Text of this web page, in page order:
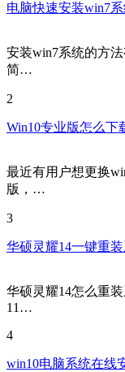
电脑快速安装win7
安装win7系统的方
简…
2
Win10专业版怎么下
最近有用户想更换
版，…
3
华硕灵耀14一键重
华硕灵耀14怎么重
11…
4
win10电脑系统在线